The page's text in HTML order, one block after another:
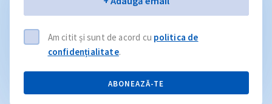
Am citit și sunt de acord cu politica de
confidențialitate.
ABONEAZĂ-TE